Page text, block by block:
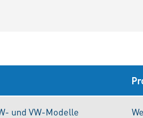
und VW-Modelle